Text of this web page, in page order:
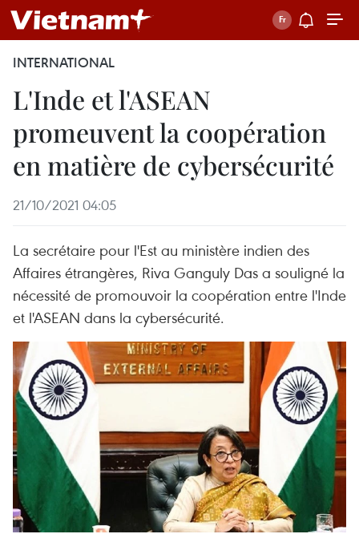
INTERNATIONAL
L'Inde et l'ASEAN
promeuvent la coopération
en matière de cybersécurité
21/10/2021 04:05
La secrétaire pour l'Est au ministère indien des
Affaires étrangères, Riva Ganguly Das a souligné la
nécessité de promouvoir la coopération entre l'Inde
et l'ASEAN dans la cybersécurité.